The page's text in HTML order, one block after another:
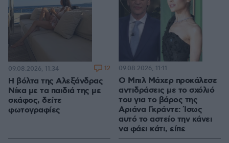
Η βόλτα της Αλεξάνδρας
Νίκα με τα παιδιά της με
σκάφος, δείτε
φωτογραφίες
09.08.2026, 11:34 12
Ο Μπιλ Μάχερ προκάλεσε
αντιδράσεις με το σχόλιό
του για το βάρος της
Αριάνα Γκράντε: Ίσως
αυτό το αστείο την κάνει
να φάει κάτι, είπε
09.08.2026, 11:11